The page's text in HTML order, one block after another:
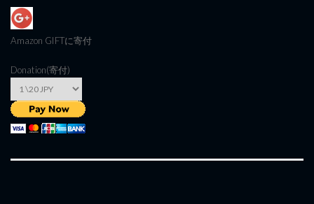
Amazon GIFTに寄付
Donation(寄付)